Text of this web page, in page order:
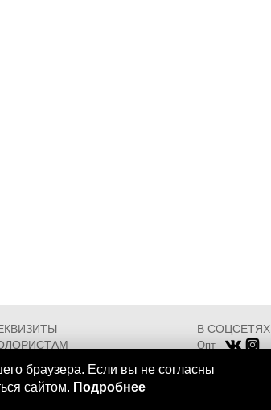
браузера. Если вы не согласны
сайтом. Подробнее
В СОЦСЕТЯХ
Опт -